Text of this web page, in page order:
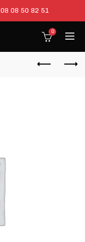
08 08 50 82 51
0